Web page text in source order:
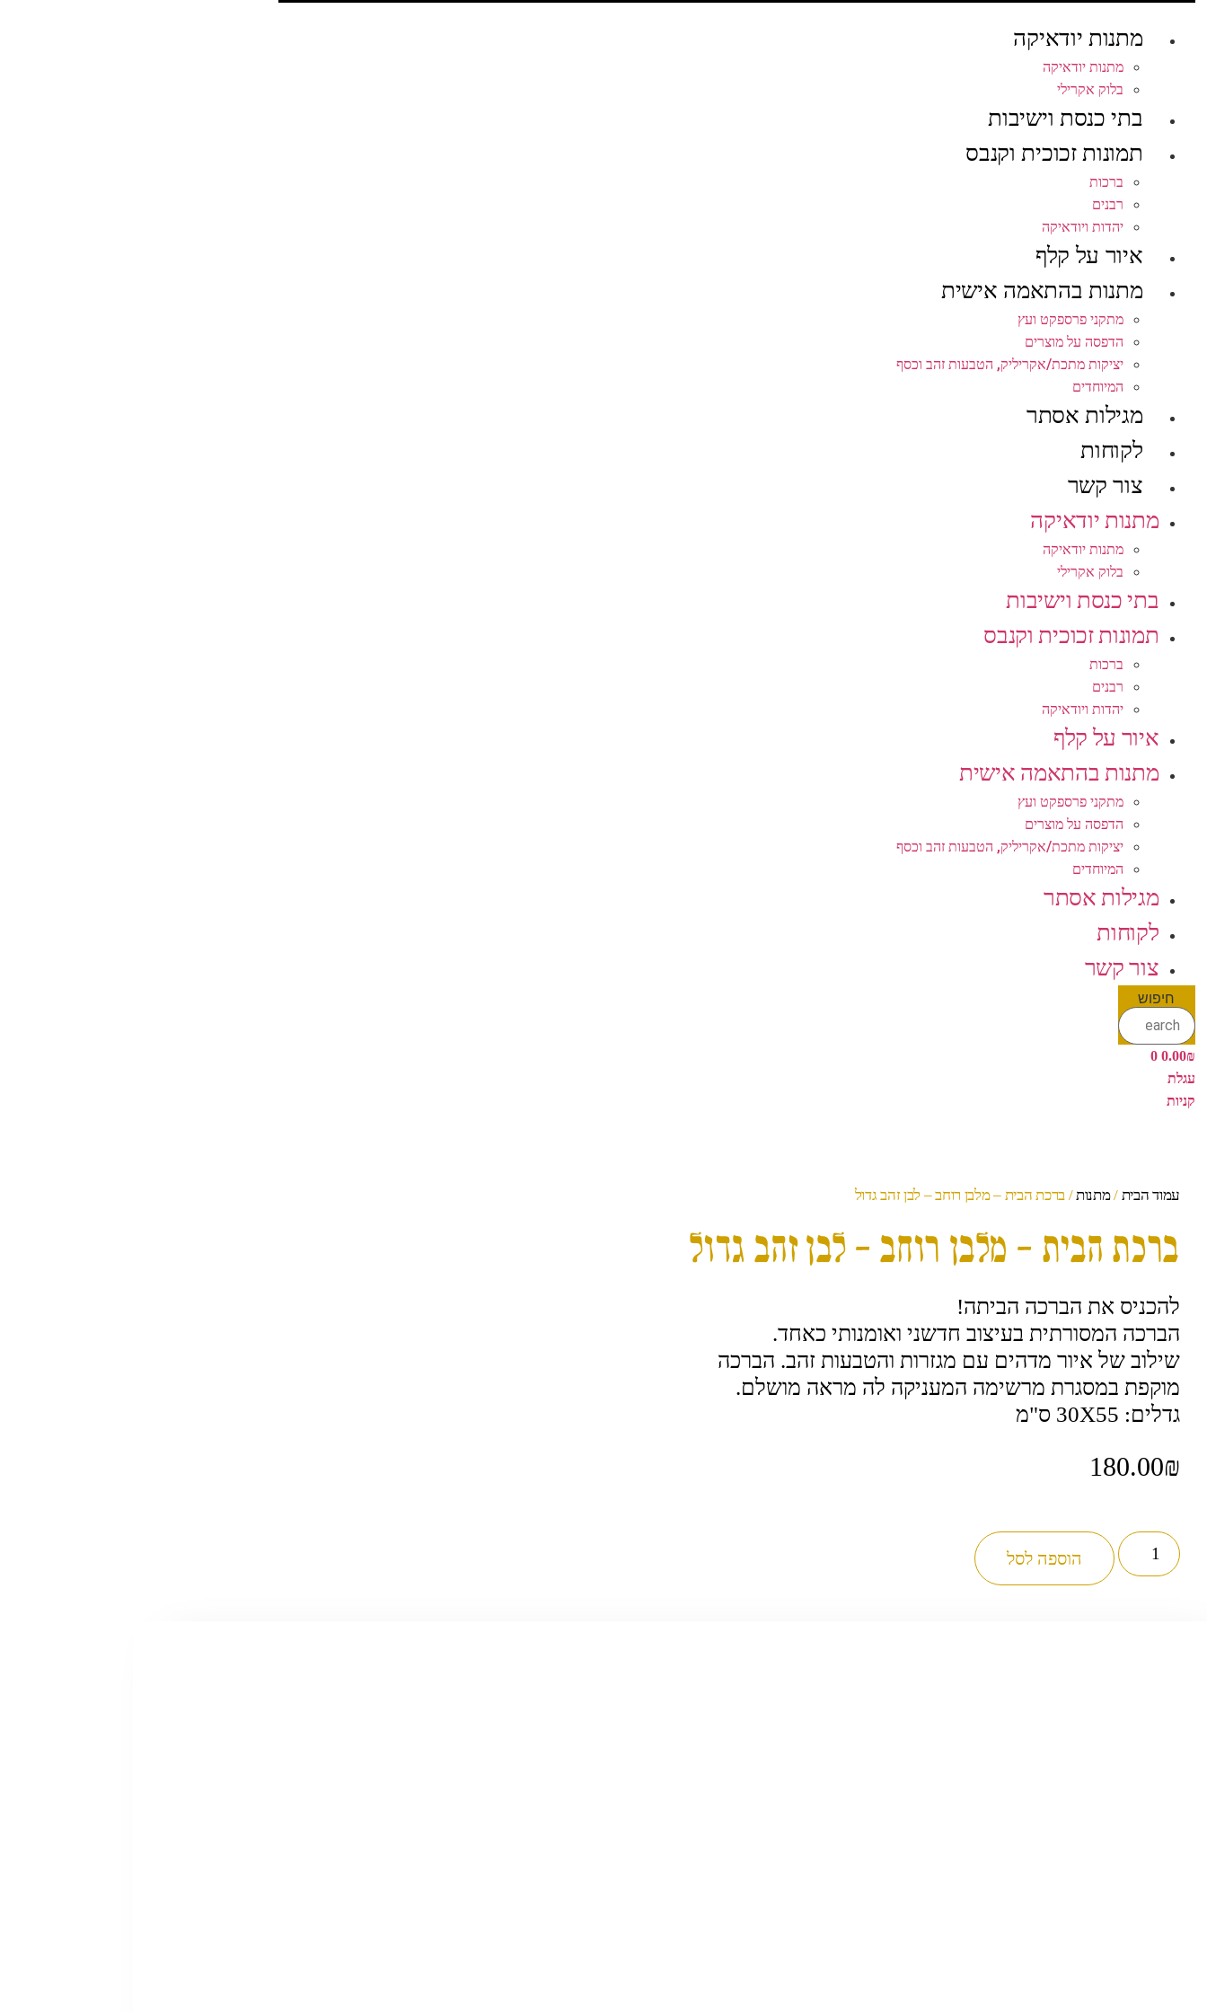
מתנות יודאיקה
מתנות יודאיקה
בלוק אקרילי
בתי כנסת וישיבות
תמונות זכוכית וקנבס
ברכות
רבנים
יהדות ויודאיקה
איור על קלף
מתנות בהתאמה אישית
מתקני פרספקט ועץ
הדפסה על מוצרים
יציקות מתכת/אקריליק, הטבעות זהב וכסף
המיוחדים
מגילות אסתר
לקוחות
צור קשר
מתנות יודאיקה
מתנות יודאיקה
בלוק אקרילי
בתי כנסת וישיבות
תמונות זכוכית וקנבס
ברכות
רבנים
יהדות ויודאיקה
איור על קלף
מתנות בהתאמה אישית
מתקני פרספקט ועץ
הדפסה על מוצרים
יציקות מתכת/אקריליק, הטבעות זהב וכסף
המיוחדים
מגילות אסתר
לקוחות
צור קשר
חיפוש
0.00₪
0
עגלת
קניות
עמוד הבית /מתנות/ ברכת הבית – מלבן רוחב – לבן זהב גדול
ברכת הבית – מלבן רוחב – לבן זהב גדול
להכניס את הברכה הביתה!
הברכה המסורתית בעיצוב חדשני ואומנותי כאחד.
שילוב של איור מדהים עם מגזרות והטבעות זהב. הברכה
מוקפת במסגרת מרשימה המעניקה לה מראה מושלם.
גדלים: 30X55 ס"מ
180.00₪
כמות
של
ברכת
הבית
הוספה לסל